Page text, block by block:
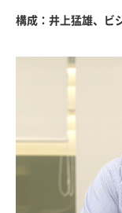
構成：井上猛雄、ビ